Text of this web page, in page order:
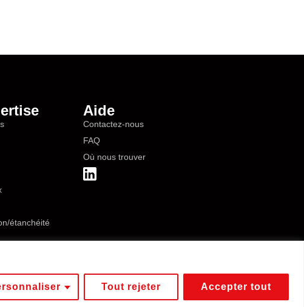
Tout rejeter Accepter tout
étanchéité
Aide
Contactez-nous
FAQ
Où nous trouver